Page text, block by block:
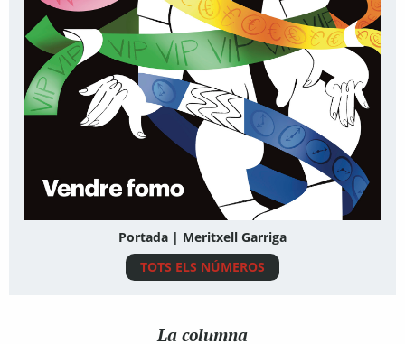
Portada | Meritxell Garriga
TOTS ELS NÚMEROS
La columna